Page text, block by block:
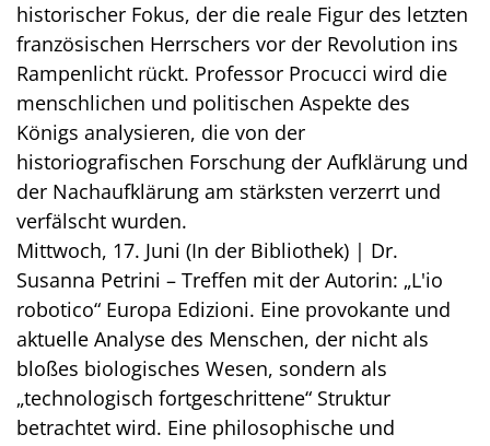
historischer Fokus, der die reale Figur des letzten
französischen Herrschers vor der Revolution ins
Rampenlicht rückt. Professor Procucci wird die
menschlichen und politischen Aspekte des
Königs analysieren, die von der
historiografischen Forschung der Aufklärung und
der Nachaufklärung am stärksten verzerrt und
verfälscht wurden.
Mittwoch, 17. Juni (In der Bibliothek) | Dr.
Susanna Petrini – Treffen mit der Autorin: „L'io
robotico“ Europa Edizioni. Eine provokante und
aktuelle Analyse des Menschen, der nicht als
bloßes biologisches Wesen, sondern als
„technologisch fortgeschrittene“ Struktur
betrachtet wird. Eine philosophische und